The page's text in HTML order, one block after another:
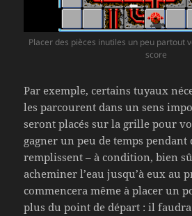
Placer des pièces inutiles un peu partout
score
Par exemple, certains tuyaux
les parcourent dans un sens
seront placés sur la grille pour
gagner un peu de temps pendant
remplissent – à condition, bien
acheminer l’eau jusqu’à eux au
commencera même à placer un
plus du point de départ : il